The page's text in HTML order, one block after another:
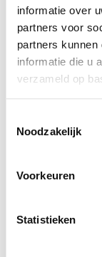
informatie over
partners voor
partners
informatie die u
verzameld op
Noodzakelijk
Voorkeuren
Statistieken